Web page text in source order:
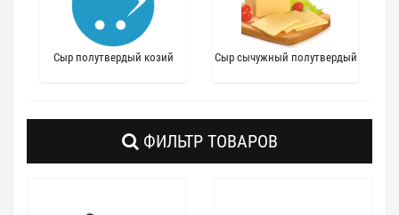
Сыр полутвердый козий Сыр сычужный полутвердый
ФИЛЬТР ТОВАРОВ